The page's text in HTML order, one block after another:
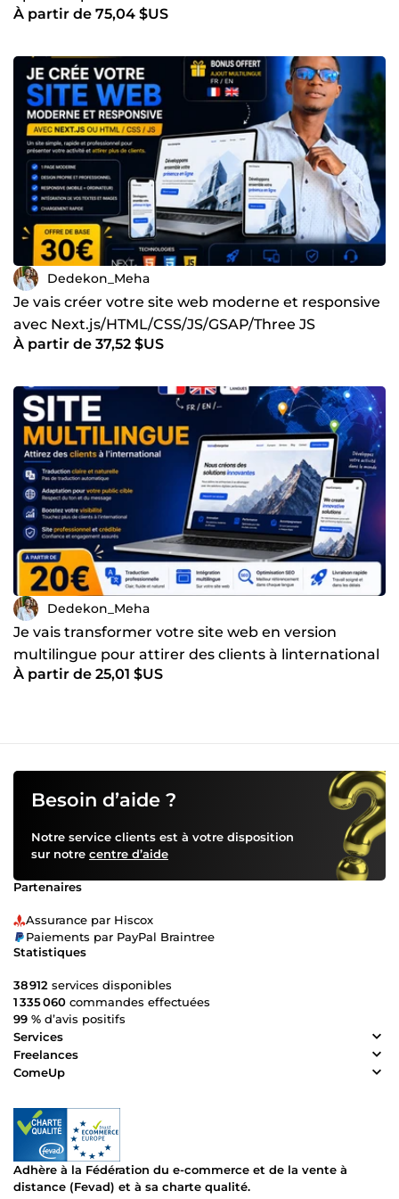
À partir de 75,04 $US
Dedekon_Meha
Je vais créer votre site web moderne et responsive
avec Next.js/HTML/CSS/JS/GSAP/Three JS
À partir de 37,52 $US
Dedekon_Meha
Je vais transformer votre site web en version
multilingue pour attirer des clients à linternational
À partir de 25,01 $US
Besoin d’aide ?
Notre service clients est à votre disposition
sur notre centre d’aide
Partenaires
Assurance par Hiscox
Paiements par PayPal Braintree
Statistiques
38 912 services disponibles
1 335 060 commandes effectuées
99 % d’avis positifs
Services
Freelances
ComeUp
Adhère à la Fédération du e-commerce et de la vente à
distance (Fevad) et à sa charte qualité.